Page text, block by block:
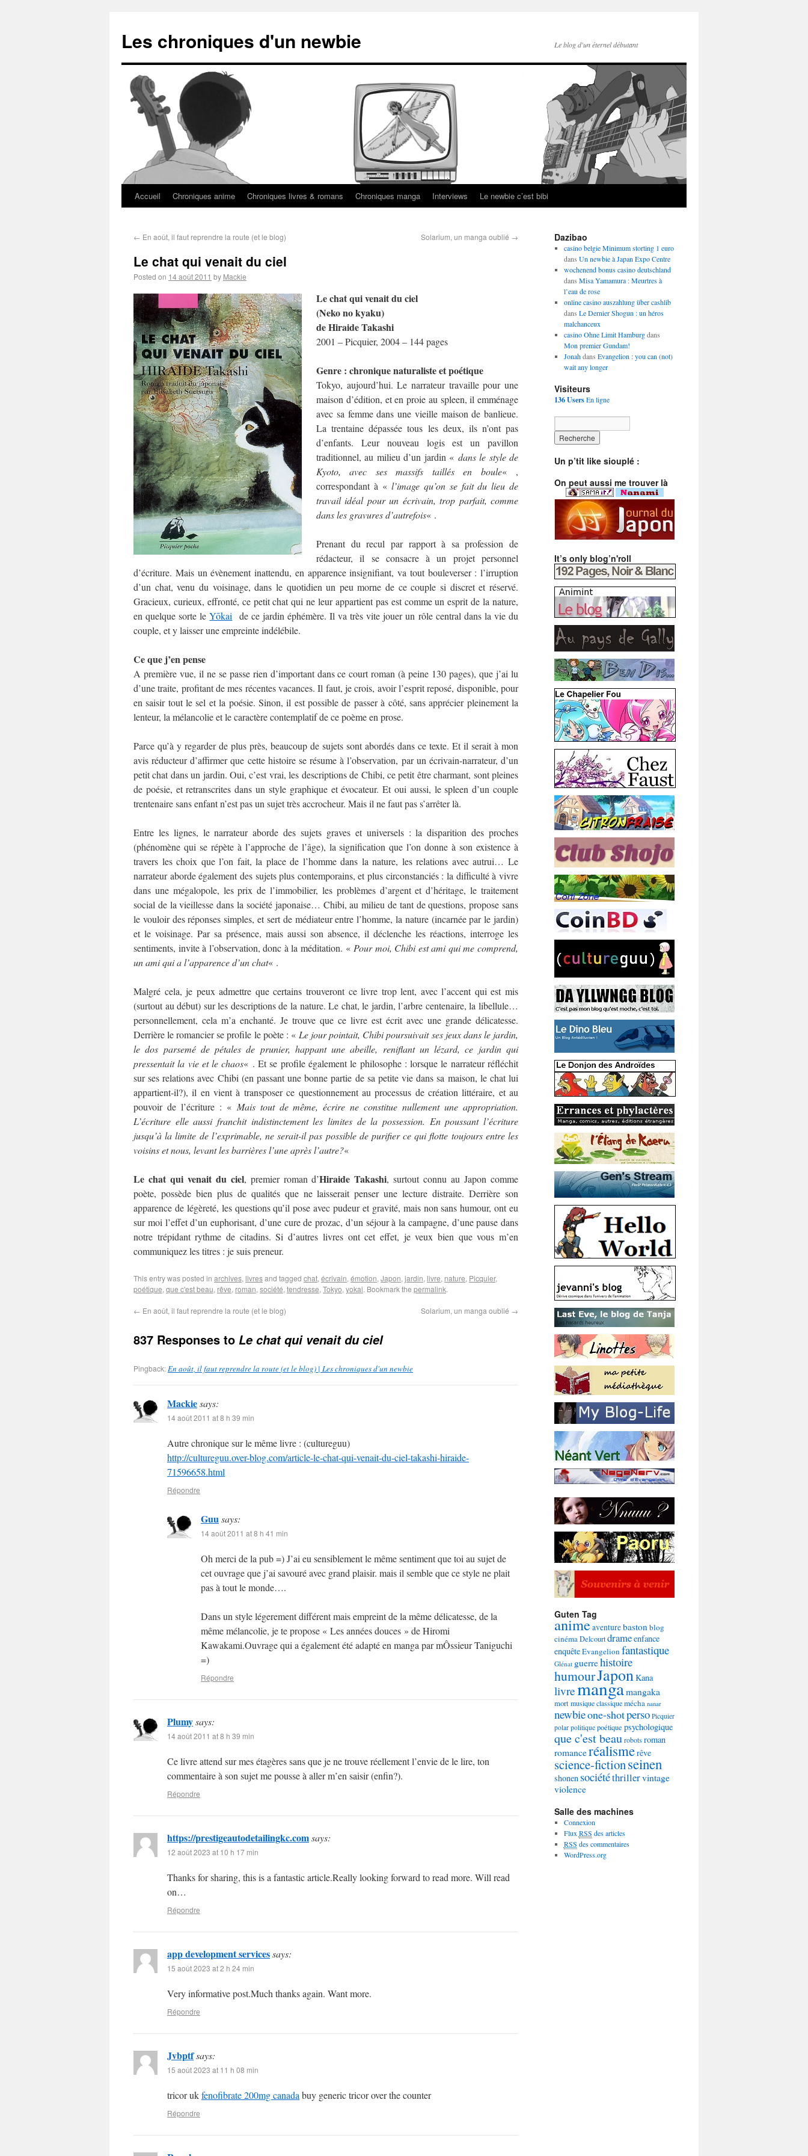
Les chroniques d'un newbie Le blog d'un éternel débutant
Accueil Chroniques anime Chroniques livres & romans Chroniques manga Interviews Le newbie c’est bibi
← En août, il faut reprendre la route (et le blog) Solarium, un manga oublié →
Le chat qui venait du ciel
Posted on 14 août 2011 by Mackie
Le chat qui venait du ciel
(Neko no kyaku)
de Hiraide Takashi
2001 – Picquier, 2004 – 144 pages
Genre : chronique naturaliste et poétique
Tokyo, aujourd’hui. Le narrateur travaille pour une
maison d’édition, et en proie au spleen, il emménage
avec sa femme dans une vieille maison de banlieue.
La trentaine dépassée tous les deux, ils n’ont pas
d’enfants. Leur nouveau logis est un pavillon
traditionnel, au milieu d’un jardin « dans le style de
Kyoto, avec ses massifs taillés en boule« ,
correspondant à «l’image qu’on se fait du lieu de
travail idéal pour un écrivain, trop parfait, comme
dans les gravures d’autrefois« .
Prenant du recul par rapport à sa profession de
rédacteur, il se consacre à un projet personnel
d’écriture. Mais un évènement inattendu, en apparence insignifiant, va tout bouleverser : l’irruption
d’un chat, venu du voisinage, dans le quotidien un peu morne de ce couple si discret et réservé.
Gracieux, curieux, effronté, ce petit chat qui ne leur appartient pas est comme un esprit de la nature,
en quelque sorte leYōkai de ce jardin éphémère. Il va très vite jouer un rôle central dans la vie du
couple, et y laisser une empreinte indélébile.
Ce que j’en pense
A première vue, il ne se passe rien d’important dans ce court roman (à peine 130 pages), que j’ai lu
d’une traite, profitant de mes récentes vacances. Il faut, je crois, avoir l’esprit reposé, disponible, pour
en saisir tout le sel et la poésie. Sinon, il est possible de passer à côté, sans apprécier pleinement la
lenteur, la mélancolie et le caractère contemplatif de ce poème en prose.
Parce qu’à y regarder de plus près, beaucoup de sujets sont abordés dans ce texte. Et il serait à mon
avis réducteur d’affirmer que cette histoire se résume à l’observation, par un écrivain-narrateur, d’un
petit chat dans un jardin. Oui, c’est vrai, les descriptions de Chibi, ce petit être charmant, sont pleines
de poésie, et retranscrites dans un style graphique et évocateur. Et oui aussi, le spleen d’un couple
trentenaire sans enfant n’est pas un sujet très accrocheur. Mais il ne faut pas s’arrêter là.
Entre les lignes, le narrateur aborde des sujets graves et universels : la disparition des proches
(phénomène qui se répète à l’approche de l’âge), la signification que l’on donne à son existence à
travers les choix que l’on fait, la place de l’homme dans la nature, les relations avec autrui… Le
narrateur aborde également des sujets plus contemporains, et plus circonstanciés : la difficulté à vivre
dans une mégalopole, les prix de l’immobilier, les problèmes d’argent et d’héritage, le traitement
social de la vieillesse dans la société japonaise… Chibi, au milieu de tant de questions, propose sans
le vouloir des réponses simples, et sert de médiateur entre l’homme, la nature (incarnée par le jardin)
et le voisinage. Par sa présence, mais aussi son absence, il déclenche les réactions, interroge les
sentiments, invite à l’observation, donc à la méditation. « Pour moi, Chibi est ami qui me comprend,
un ami qui a l’apparence d’un chat« .
Malgré cela, je peux admettre que certains trouveront ce livre trop lent, avec l’accent qui est mis
(surtout au début) sur les descriptions de la nature. Le chat, le jardin, l’arbre centenaire, la libellule…
personnellement, cela m’a enchanté. Je trouve que ce livre est écrit avec une grande délicatesse.
Derrière le romancier se profile le poète : « Le jour pointait, Chibi poursuivait ses jeux dans le jardin,
le dos parsemé de pétales de prunier, happant une abeille, reniflant un lézard, ce jardin qui
pressentait la vie et le chaos« . Et se profile également le philosophe : lorsque le narrateur réfléchit
sur ses relations avec Chibi (en passant une bonne partie de sa petite vie dans sa maison, le chat lui
appartient-il?), il en vient à transposer ce questionnement au processus de création littéraire, et au
pouvoir de l’écriture : « Mais tout de même, écrire ne constitue nullement une appropriation.
L’écriture elle aussi franchit indistinctement les limites de la possession. En poussant l’écriture
jusqu’à la limite de l’exprimable, ne serait-il pas possible de purifier ce qui flotte toujours entre les
voisins et nous, levant les barrières l’une après l’autre?«
Le chat qui venait du ciel, premier roman d’Hiraide Takashi, surtout connu au Japon comme
poète, possède bien plus de qualités que ne laisserait penser une lecture distraite. Derrière son
apparence de légèreté, les questions qu’il pose avec pudeur et gravité, mais non sans humour, ont eu
sur moi l’effet d’un euphorisant, d’une cure de prozac, d’un séjour à la campagne, d’une pause dans
notre trépidant rythme de citadins. Si d’autres livres ont cet effet, je veux bien que vous m’en
communiquez les titres : je suis preneur.
This entry was posted in archives, livresand tagged chat, écrivain, émotion, Japon, jardin, livre, nature, Picquier,
poétique, que c'est beau, rêve, roman, société, tendresse, Tokyo, yokai. Bookmark the permalink.
← En août, il faut reprendre la route (et le blog) Solarium, un manga oublié →
837 Responses to Le chat qui venait du ciel
Pingback:En août, il faut reprendre la route (et le blog) | Les chroniques d'un newbie
Mackiesays:
14 août 2011 at 8 h 39 min
Autre chronique sur le même livre : (cultureguu)
http://cultureguu.over-blog.com/article-le-chat-qui-venait-du-ciel-takashi-hiraide-
71596658.html
Répondre
Guusays:
14 août 2011 at 8 h 41 min
Oh merci de la pub =) J’ai eu sensiblement le même sentiment que toi au sujet de
cet ouvrage que j’ai savouré avec grand plaisir. mais il semble que ce style ne plait
pas à tout le monde….
Dans un style légerement différent mais empreint de la même délicatesse, de la
même mélancolie, je te propose « Les années douces » de Hiromi
Kawakami.Ouvrage qui a également été adapté en manga par mÔssieur Taniguchi
=)
Répondre
Plumysays:
14 août 2011 at 8 h 39 min
Ce livre attend sur mes étagères sans que je ne trouve réellement l’envie de le lire, ton
commentaire à son sujet me pousse à aller m’en saisir (enfin?).
Répondre
https://prestigeautodetailingkc.comsays:
12 août 2023 at 10 h 17 min
Thanks for sharing, this is a fantastic article.Really looking forward to read more. Will read
on…
Répondre
app development servicessays:
15 août 2023 at 2 h 24 min
Very informative post.Much thanks again. Want more.
Répondre
Jvbptfsays:
15 août 2023 at 11 h 08 min
tricor ukfenofibrate 200mg canada buy generic tricor over the counter
Répondre
Dazibao
casino belgie Minimum storting 1 euro
dans Un newbie à Japan Expo Centre
wochenend bonus casino deutschland
dans Misa Yamamura : Meurtres à
l’eau de rose
online casino auszahlung über cashlib
dans Le Dernier Shogun : un héros
malchanceux
casino Ohne Limit Hamburgdans
Mon premier Gundam!
Jonahdans Evangelion : you can (not)
wait any longer
Visiteurs
136 UsersEn ligne
Un p’tit like siouplé :
On peut aussi me trouver là
It’s only blog’n'roll
Guten Tag
animeaventurebaston blog
cinémaDelcourtdrameenfance
enquêteEvangelion fantastique
Glénat guerrehistoire
humourJapon Kana
livremangamangaka
mortmusique classiquemécha nanar
newbieone-shotperso Picquier
polar politique poétique psychologique
que c'est beaurobotsroman
romanceréalismerêve
science-fictionseinen
shonen sociététhrillervintage
violence
Salle des machines
Connexion
Flux RSS des articles
RSS des commentaires
WordPress.org